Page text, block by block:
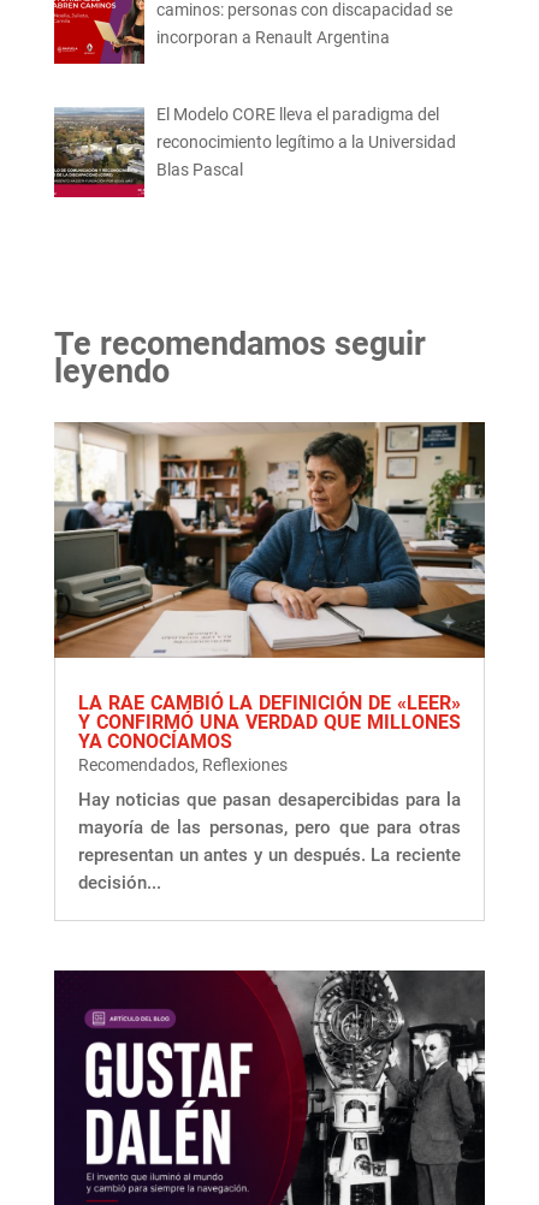
caminos: personas con discapacidad se
incorporan a Renault Argentina
El Modelo CORE lleva el paradigma del
reconocimiento legítimo a la Universidad
Blas Pascal
Te recomendamos seguir
leyendo
LA RAE CAMBIÓ LA DEFINICIÓN DE «LEER»
Y CONFIRMÓ UNA VERDAD QUE MILLONES
YA CONOCÍAMOS
Recomendados, Reflexiones
Hay noticias que pasan desapercibidas para la
mayoría de las personas, pero que para otras
representan un antes y un después. La reciente
decisión...